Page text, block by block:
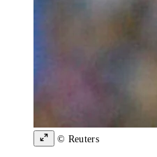
© Reuters